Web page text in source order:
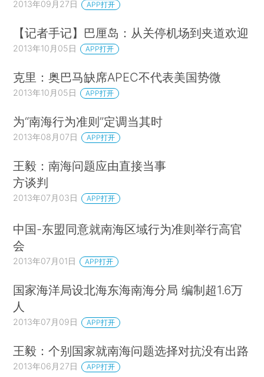
2013年09月27日 APP打开
【记者手记】巴厘岛：从关停机场到夹道欢迎
2013年10月05日 APP打开
克里：奥巴马缺席APEC不代表美国势微
2013年10月05日 APP打开
为“南海行为准则”定调当其时
2013年08月07日 APP打开
王毅：南海问题应由直接当事
方谈判
2013年07月03日 APP打开
中国-东盟同意就南海区域行为准则举行高官
会
2013年07月01日 APP打开
国家海洋局设北海东海南海分局 编制超1.6万
人
2013年07月09日 APP打开
王毅：个别国家就南海问题选择对抗没有出路
2013年06月27日 APP打开